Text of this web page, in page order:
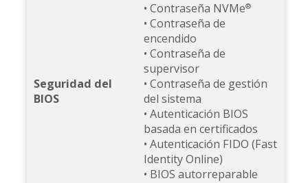
Seguridad del
BIOS
• Contraseña NVMe®
• Contraseña de
encendido
• Contraseña de
supervisor
• Contraseña de gestión
del sistema
• Autenticación BIOS
basada en certificados
• Autenticación FIDO (Fast
Identity Online)
• BIOS autorreparable